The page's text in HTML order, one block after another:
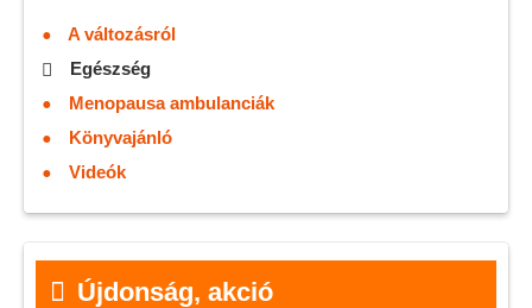
A változásról
Egészség
Menopausa ambulanciák
Könyvajánló
Videók
Újdonság, akció